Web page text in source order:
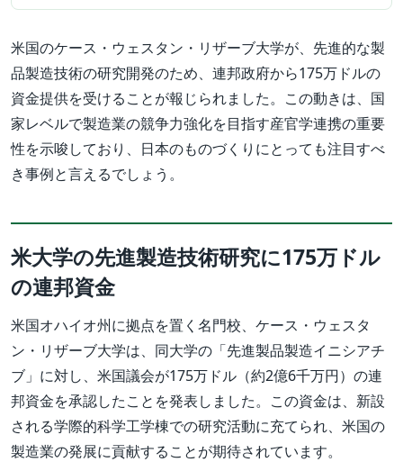
米国のケース・ウェスタン・リザーブ大学が、先進的な製
品製造技術の研究開発のため、連邦政府から175万ドルの
資金提供を受けることが報じられました。この動きは、国
家レベルで製造業の競争力強化を目指す産官学連携の重要
性を示唆しており、日本のものづくりにとっても注目すべ
き事例と言えるでしょう。
米大学の先進製造技術研究に175万ドル
の連邦資金
米国オハイオ州に拠点を置く名門校、ケース・ウェスタ
ン・リザーブ大学は、同大学の「先進製品製造イニシアチ
ブ」に対し、米国議会が175万ドル（約2億6千万円）の連
邦資金を承認したことを発表しました。この資金は、新設
される学際的科学工学棟での研究活動に充てられ、米国の
製造業の発展に貢献することが期待されています。